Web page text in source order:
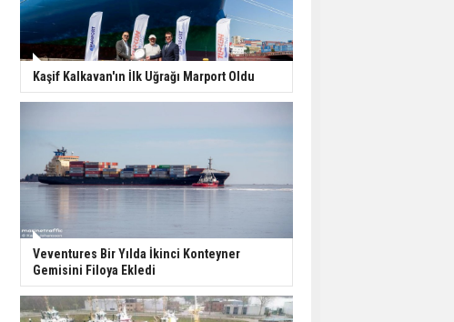
Kaşif Kalkavan'ın İlk Uğrağı Marport Oldu
Veventures Bir Yılda İkinci Konteyner
Gemisini Filoya Ekledi